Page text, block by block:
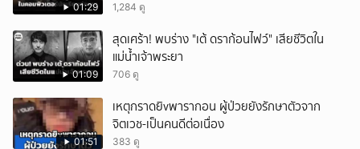
01:29 1,284 ดู
01:09
สุดเศร้า! พบร่าง "เต้ ดราก้อนไฟว์" เสียชีวิตใน
แม่น้ำเจ้าพระยา
706 ดู
01:51
เหตุกราดยิvพารากอน ผู้ป่วยยังรักษาตัวจาก
จิตเวช-เป็นคนดีต่อเนื่อง
383 ดู